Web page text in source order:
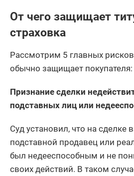
От чего защищает
страховка
Рассмотрим 5 главных
обычно защищает покупателя:
Признание сделки
подставных лиц или
Суд установил, что на сделке
подставной продавец или
был недееспособным и не
своих действий. В таком